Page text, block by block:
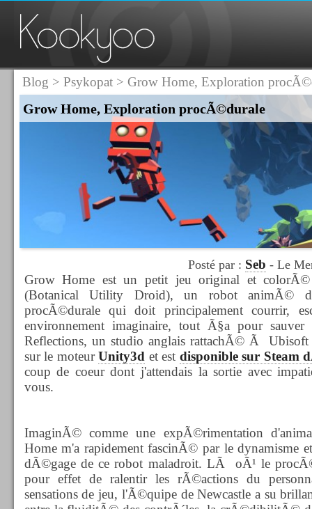
Blog > Psykopat> Grow Home, Exploration
Grow Home, Exploration procÃ©durale
Posté par : Seb - Le
Grow Home est un petit jeu original et
(Botanical Utility Droid), un robot animÃ© de
procÃ©durale qui doit principalement courrir,
environnement imaginaire, tout Ã§a pour
Reflections, un studio anglais rattachÃ© Ã Ubisoft
sur le moteurUnity3d et est disponible sur Steam
coup de coeur dont j'attendais la sortie avec
vous.
ImaginÃ© comme une expÃ©rimentation
Home m'a rapidement fascinÃ© par le dynamisme
dÃ©gage de ce robot maladroit. LÃ oÃ¹ le
pour effet de ralentir les rÃ©actions du
sensations de jeu, l'Ã©quipe de Newcastle a su